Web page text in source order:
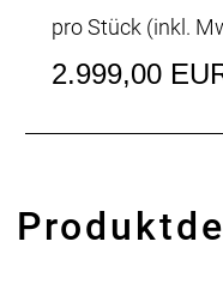
pro Stück (inkl.
2.999,00